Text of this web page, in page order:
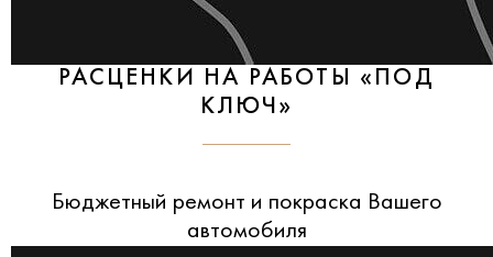
РАСЦЕНКИ НА РАБОТЫ «ПОД
КЛЮЧ»
Бюджетный ремонт и покраска Вашего
автомобиля